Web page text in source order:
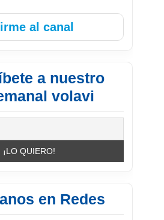
al canal
a nuestro
volavi
en Redes